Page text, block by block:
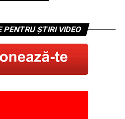
ȘTIRI VIDEO